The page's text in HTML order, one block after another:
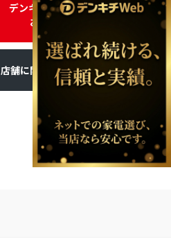
デンキチWEBに関する
お問い合わせ
店舗に関するお問い合わせ